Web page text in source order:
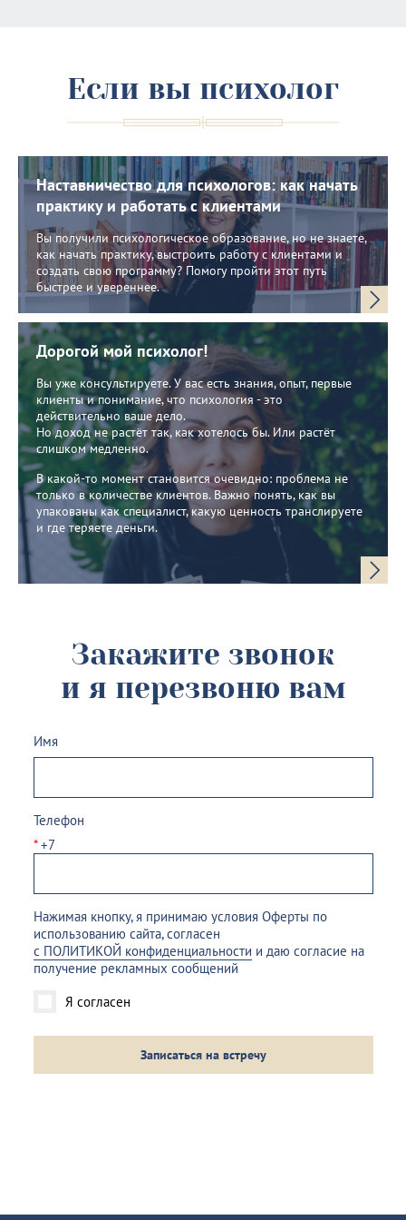
Если вы психолог
Наставничество для психологов: как начать
практику и работать с клиентами
Вы получили психологическое образование, но не знаете,
как начать практику, выстроить работу с клиентами и
создать свою программу? Помогу пройти этот путь
быстрее и увереннее.
Дорогой мой психолог!
Вы уже консультируете. У вас есть знания, опыт, первые
клиенты и понимание, что психология - это
действительно ваше дело.
Но доход не растёт так, как хотелось бы. Или растёт
слишком медленно.
В какой-то момент становится очевидно: проблема не
только в количестве клиентов. Важно понять, как вы
упакованы как специалист, какую ценность транслируете
и где теряете деньги.
Закажите звонок
и я перезвоню вам
Имя
Телефон
*+7
Нажимая кнопку, я принимаю условия Оферты по
использованию сайта, согласен
с ПОЛИТИКОЙ конфиденциальности и даю согласие на
получение рекламных сообщений
Я согласен